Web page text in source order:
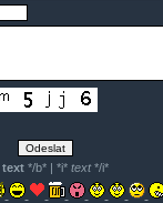
text*/b* | *i* text*/i*